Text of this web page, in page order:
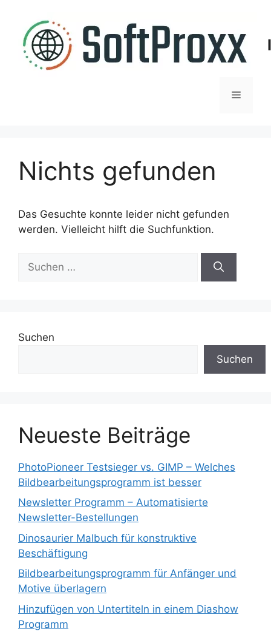
springen
Menü
Nichts gefunden
Das Gesuchte konnte leider nicht gefunden
werden. Vielleicht hilft die Suchfunktion.
nach:
Suchen
Suchen
Neueste Beiträge
PhotoPioneer Testsieger vs. GIMP – Welches
Bildbearbeitungsprogramm ist besser
Newsletter Programm – Automatisierte
Newsletter-Bestellungen
Dinosaurier Malbuch für konstruktive
Beschäftigung
Bildbearbeitungsprogramm für Anfänger und
Motive überlagern
Hinzufügen von Untertiteln in einem Diashow
Programm